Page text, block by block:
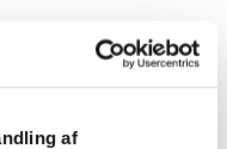
af